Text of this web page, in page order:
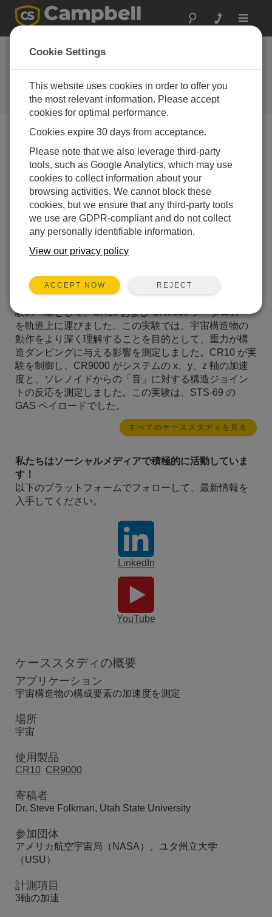
Toggle
宇宙研究: ジョイント
ダンピング実験
重力が構造減衰に与える影響の測
スペース シャトル エンデバー号は、NASA が資金提供
験の一環として、CR10 および CR9000 データロガー
を軌道上に運びました。この実験では、宇宙構造物の
動作をより深く理解することを目的として、重力が構
造ダンピングに与える影響を測定しました。CR10 が実
験を制御し、CR9000 がシステムの x、y、z 軸の加速
度と、ソレノイドからの「音」に対する構造ジョイン
トの反応を測定しました。この実験は、STS-69 の
GAS ペイロードでした。
すべてのケーススタディを見る
私たちはソーシャルメディアで積極的に活動していま
す！
以下のプラットフォームでフォローして、最新情報を
入手してください。
LinkedIn
YouTube
ケーススタディの概要
アプリケーション
宇宙構造物の構成要素の加速度を測定
場所
宇宙
使用製品
CR10 CR9000
寄稿者
Dr. Steve Folkman, Utah State University
参加団体
アメリカ航空宇宙局（NASA）、ユタ州立大学
（USU）
計測項目
3軸の加速
Cookie Settings
This website uses cookies in order to offer you
the most relevant information. Please accept
cookies for optimal performance.
Cookies expire 30 days from acceptance.
Please note that we also leverage third-party
tools, such as Google Analytics, which may use
cookies to collect information about your
browsing activities. We cannot block these
cookies, but we ensure that any third-party tools
we use are GDPR-compliant and do not collect
any personally identifiable information.
View our privacy policy
ACCEPT NOW REJECT